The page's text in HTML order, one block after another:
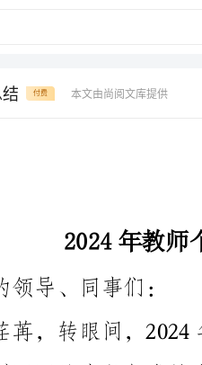
付费 本文由尚阅文库提供